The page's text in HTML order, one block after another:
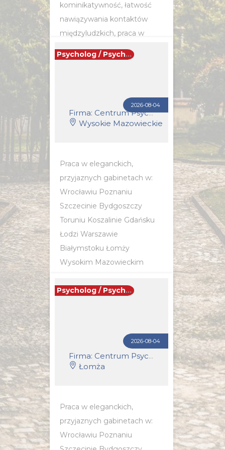
kominikatywność, łatwość
nawiązywania kontaktów
międzyludzkich, praca w
zespole, praca z klientem
wymagającym,umiejętność...
POZNAJ SZCZEGÓŁY OFERTY
Psycholog / Psychoterapeuta
Firma: Centrum Psychoterapii i Coachingu Synergia
Wysokie Mazowieckie
2026-08-04
Praca w eleganckich,
przyjaznych gabinetach w:
Wrocławiu Poznaniu
Szczecinie Bydgoszczy
Toruniu Koszalinie Gdańsku
Łodzi Warszawie
Białymstoku Łomży
Wysokim Mazowieckim
Górze Opolu I wielu innych
POZNAJ SZCZEGÓŁY OFERTY
Psycholog / Psychoterapeuta
Firma: Centrum Psychoterapii i Coachingu Synergia
Łomża
2026-08-04
Praca w eleganckich,
przyjaznych gabinetach w:
Wrocławiu Poznaniu